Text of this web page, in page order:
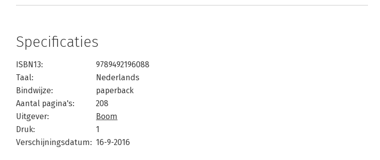
Specificaties
ISBN13:
9789492196088
Taal:
Nederlands
Bindwijze:
paperback
Aantal pagina's:
208
Uitgever:
Boom
Druk:
1
Verschijningsdatum: 16-9-2016